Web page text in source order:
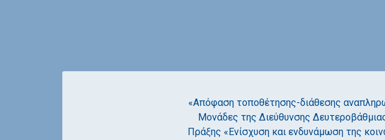
«Απόφαση τοποθέτησης-διάθεσης
Μονάδες της Διεύθυνσης
Πράξης «Ενίσχυση και ενδυνάμωση της